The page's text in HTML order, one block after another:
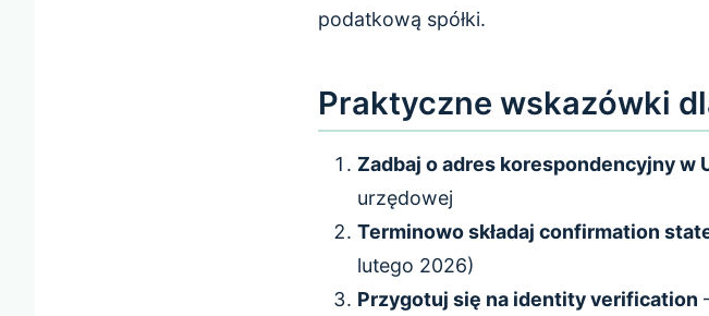
podatkową spółki.
Praktyczne wskazówki
Zadbaj o adres korespondencyjny w
urzędowej
Terminowo składaj confirmation
lutego 2026)
Przygotuj się na identity verification